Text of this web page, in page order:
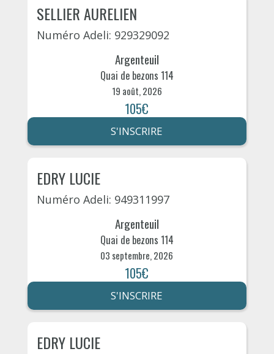
SELLIER AURELIEN
Numéro Adeli: 929329092
Argenteuil
Quai de bezons 114
19 août, 2026
105€
S'INSCRIRE
EDRY LUCIE
Numéro Adeli: 949311997
Argenteuil
Quai de bezons 114
03 septembre, 2026
105€
S'INSCRIRE
EDRY LUCIE